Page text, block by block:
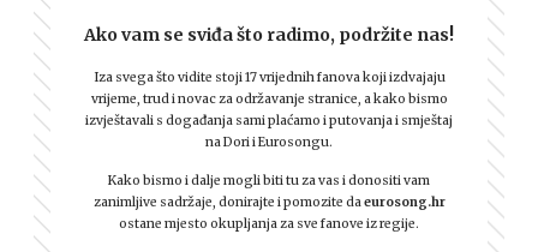
Ako vam se sviđa što radimo, podržite nas!
Iza svega što vidite stoji 17 vrijednih fanova koji izdvajaju
vrijeme, trud i novac za održavanje stranice, a kako bismo
izvještavali s događanja sami plaćamo i putovanja i smještaj
na Dori i Eurosongu.
Kako bismo i dalje mogli biti tu za vas i donositi vam
zanimljive sadržaje, donirajte i pomozite daeurosong.hr
ostane mjesto okupljanja za sve fanove iz regije.